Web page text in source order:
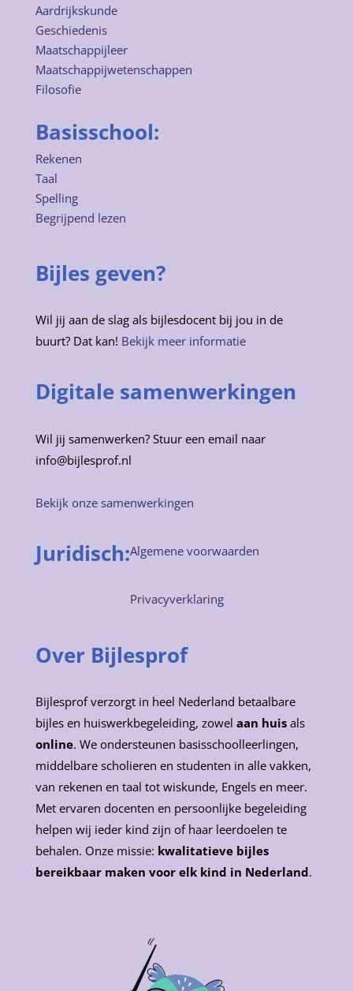
Aardrijkskunde
Geschiedenis
Maatschappijleer
Maatschappijwetenschappen
Filosofie
Basisschool:
Rekenen
Taal
Spelling
Begrijpend lezen
Bijles geven?
Wil jij aan de slag als bijlesdocent bij jou in de
buurt? Dat kan! Bekijk meer informatie
Digitale samenwerkingen
Wil jij samenwerken? Stuur een email naar
info@bijlesprof.nl
Bekijk onze samenwerkingen
Juridisch:Algemene voorwaarden
Privacyverklaring
Over Bijlesprof
Bijlesprof verzorgt in heel Nederland betaalbare
bijles en huiswerkbegeleiding, zowel aan huisals
online. We ondersteunen basisschoolleerlingen,
middelbare scholieren en studenten in alle vakken,
van rekenen en taal tot wiskunde, Engels en meer.
Met ervaren docenten en persoonlijke begeleiding
helpen wij ieder kind zijn of haar leerdoelen te
behalen. Onze missie: kwalitatieve bijles
bereikbaar maken voor elk kind in Nederland.